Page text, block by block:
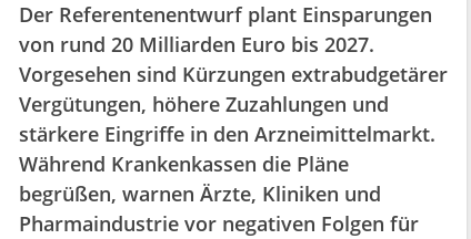
Der Referentenentwurf plant Einsparungen
von rund 20 Milliarden Euro bis 2027.
Vorgesehen sind Kürzungen extrabudgetärer
Vergütungen, höhere Zuzahlungen und
stärkere Eingriffe in den Arzneimittelmarkt.
Während Krankenkassen die Pläne
begrüßen, warnen Ärzte, Kliniken und
Pharmaindustrie vor negativen Folgen für